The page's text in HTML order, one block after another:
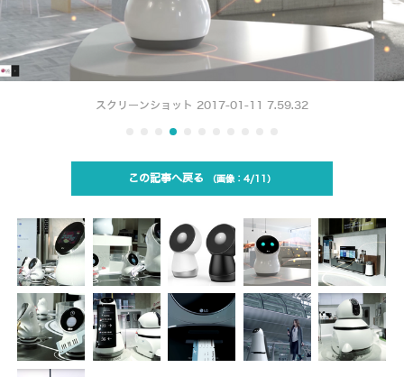
スクリーンショット 2017-01-11 7.59.32
この記事へ戻る 4/11